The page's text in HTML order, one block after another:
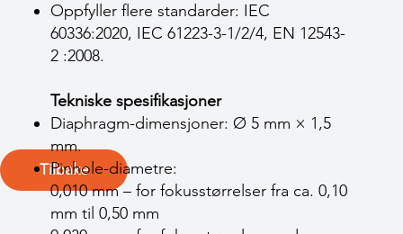
Tilbake
Oppfyller flere standarder: IEC
60336:2020, IEC 61223-3-1/2/4, EN 12543-
2 :2008.
Tekniske spesifikasjoner
Diaphragm-dimensjoner: Ø 5 mm × 1,5
mm.
Pinhole-diametre:
0,010 mm – for fokusstørrelser fra ca. 0,10
mm til 0,50 mm